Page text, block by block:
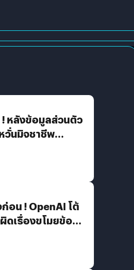
หลังข้อมูลส่วนตัว
วั่นมิจชาชีพ
ม่ใช่แฮ็กเกอร์
น ! OpenAI โต้
ดเรื่องขโมยข้อมูล